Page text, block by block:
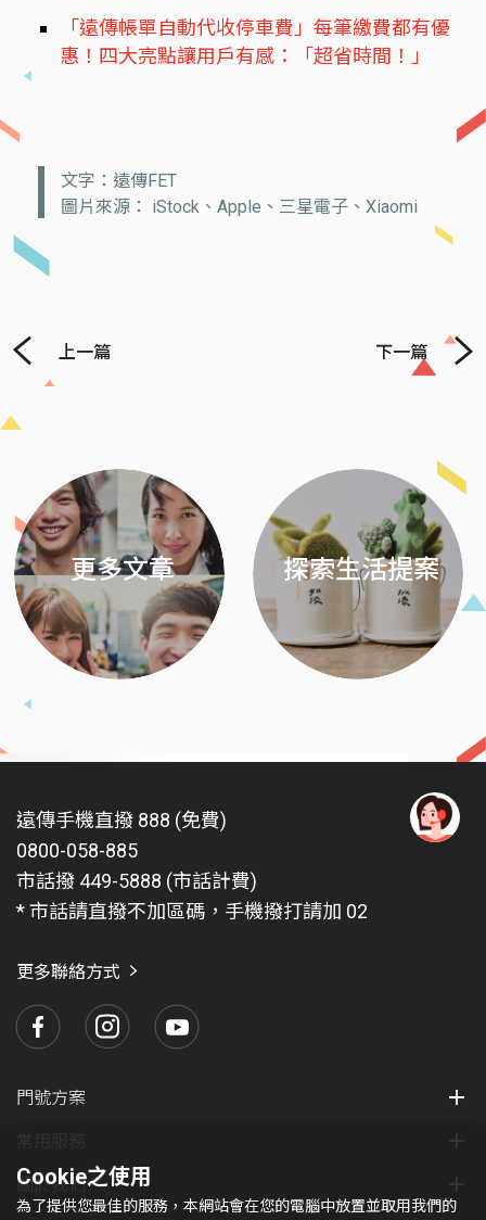
「遠傳帳單自動代收停車費」每筆繳費都有優
惠！四大亮點讓用戶有感：「超省時間！」
文字：遠傳FET
圖片來源： iStock、Apple、三星電子、Xiaomi
上一篇 下一篇
更多文章 探索生活提案
遠傳手機直撥 888 (免費)
0800-058-885
市話撥 449-5888 (市話計費)
* 市話請直撥不加區碼，手機撥打請加 02
更多聯絡方式
門號方案
關於我們
Cookie之使用
為了提供您最佳的服務，本網站會在您的電腦中放置並取用我們的